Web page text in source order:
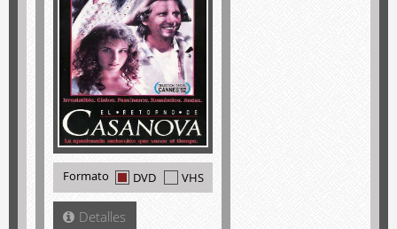
Formato DVD VHS
Detalles